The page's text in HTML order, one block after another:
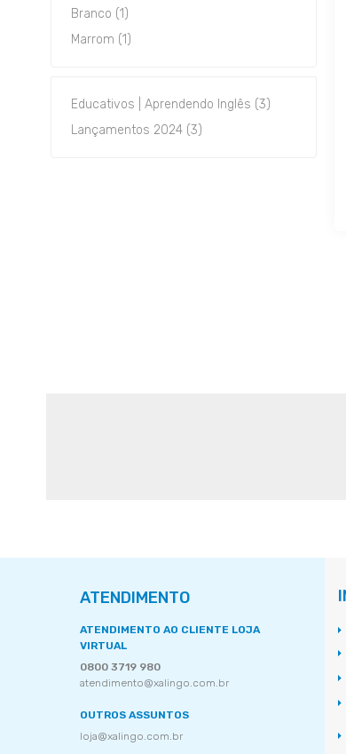
Branco (1)
Marrom (1)
Educativos | Aprendendo Inglês (3)
Lançamentos 2024 (3)
ATENDIMENTO
ATENDIMENTO AO CLIENTE LOJA
VIRTUAL
0800 3719 980
atendimento@xalingo.com.br
OUTROS ASSUNTOS
loja@xalingo.com.br